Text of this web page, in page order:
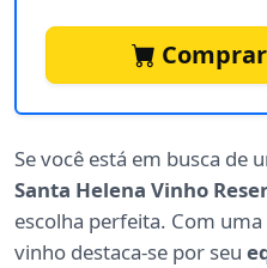
Se você está em busca de
Santa Helena Vinho
escolha perfeita. Com
vinho destaca-se por seu